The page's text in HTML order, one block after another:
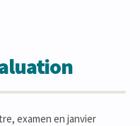
examen en janvier